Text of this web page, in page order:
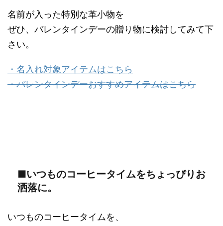
名前が入った特別な革小物を
ぜひ、バレンタインデーの贈り物に検討してみて下
さい。
・名入れ対象アイテムはこちら
・バレンタインデーおすすめアイテムはこちら
■いつものコーヒータイムをちょっぴりお
洒落に。
いつものコーヒータイムを、